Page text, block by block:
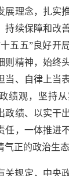
展理念，扎实
持续保障和改
五五”良好开
则精神，始终
当、自律上当
绩观，坚持
政绩、以实干
任，一体推进
气正的政治生态
关规定，中央